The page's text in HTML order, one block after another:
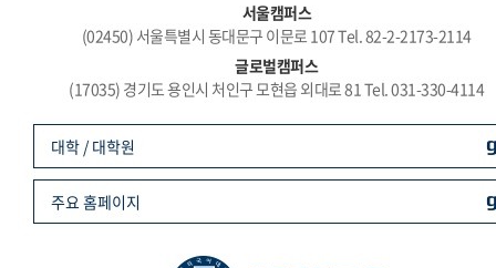
서울캠퍼스
(02450) 서울특별시 동대문구 이문로 107 Tel. 82-2-2173-2114
글로벌캠퍼스
(17035) 경기도 용인시 처인구 모현읍 외대로 81 Tel. 031-330-4114
대학 / 대학원
주요 홈페이지